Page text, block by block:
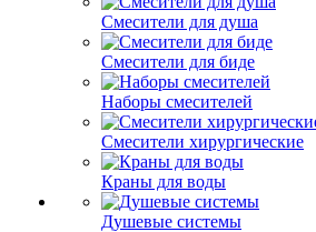
Смесители для душа
Смесители для биде
Наборы смесителей
Смесители хирургические
Краны для воды
Душевые системы